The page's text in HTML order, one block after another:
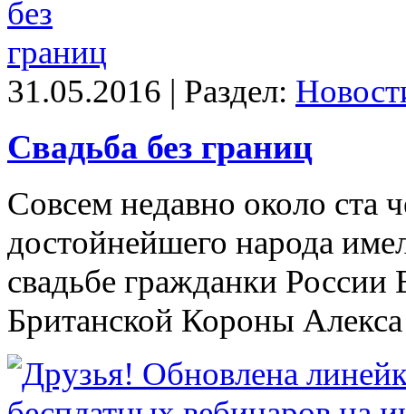
31.05.2016 | Раздел:
Свадьба без границ
Совсем недавно около ста
достойнейшего народа
свадьбе гражданки
Британской Короны